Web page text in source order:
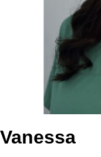
Vanessa